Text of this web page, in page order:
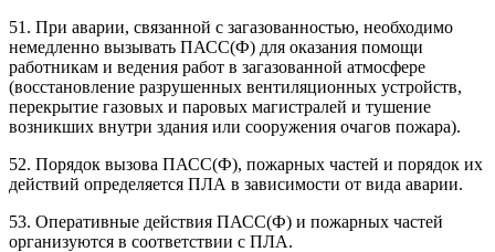
51. При аварии, связанной с загазованностью, необходимо
немедленно вызывать ПАСС(Ф) для оказания помощи
работникам и ведения работ в загазованной атмосфере
(восстановление разрушенных вентиляционных устройств,
перекрытие газовых и паровых магистралей и тушение
возникших внутри здания или сооружения очагов пожара).
52. Порядок вызова ПАСС(Ф), пожарных частей и порядок их
действий определяется ПЛА в зависимости от вида аварии.
53. Оперативные действия ПАСС(Ф) и пожарных частей
организуются в соответствии с ПЛА.